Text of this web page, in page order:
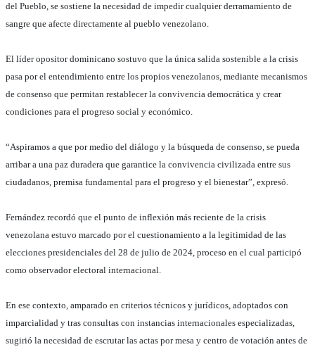
del Pueblo, se sostiene la necesidad de impedir cualquier derramamiento de
sangre que afecte directamente al pueblo venezolano.
El líder opositor dominicano sostuvo que la única salida sostenible a la crisis
pasa por el entendimiento entre los propios venezolanos, mediante mecanismos
de consenso que permitan restablecer la convivencia democrática y crear
condiciones para el progreso social y económico.
“Aspiramos a que por medio del diálogo y la búsqueda de consenso, se pueda
arribar a una paz duradera que garantice la convivencia civilizada entre sus
ciudadanos, premisa fundamental para el progreso y el bienestar”, expresó.
Fernández recordó que el punto de inflexión más reciente de la crisis
venezolana estuvo marcado por el cuestionamiento a la legitimidad de las
elecciones presidenciales del 28 de julio de 2024, proceso en el cual participó
como observador electoral internacional.
En ese contexto, amparado en criterios técnicos y jurídicos, adoptados con
imparcialidad y tras consultas con instancias internacionales especializadas,
sugirió la necesidad de escrutar las actas por mesa y centro de votación antes de